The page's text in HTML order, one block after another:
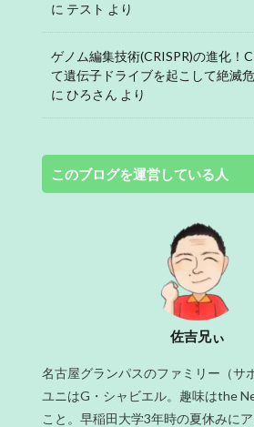
に テスト より
ゲノム編集技術(CRISPR)の進化！
て遺伝子ドライブを起こして絶滅
に ひろさん より
このブログを運営している人
佐吉兄ぃ
名古屋グランパスのファミリー（サ
ユニはG・シャビエル。趣味はthe
こと。早稲田大学3年時の夏休みに